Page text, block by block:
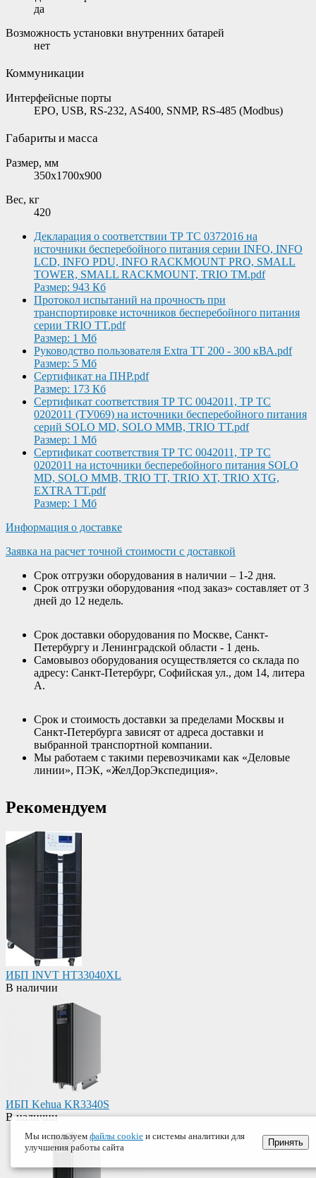
да
Возможность установки внутренних батарей
нет
Коммуникации
Интерфейсные порты
EPO, USB, RS-232, AS400, SNMP, RS-485 (Modbus)
Габариты и масса
Размер, мм
350х1700х900
Вес, кг
420
Декларация о соответствии ТР ТС 0372016 на
источники бесперебойного питания серии INFO, INFO
LCD, INFO PDU, INFO RACKMOUNT PRO, SMALL
TOWER, SMALL RACKMOUNT, TRIO TM.pdf
Размер: 943 Кб
Протокол испытаний на прочность при
транспортировке источников бесперебойного питания
серии TRIO TT.pdf
Размер: 1 Мб
Руководство пользователя Extra TT 200 - 300 кВА.pdf
Размер: 5 Мб
Сертификат на ПНР.pdf
Размер: 173 Кб
Сертификат соответствия ТР ТС 0042011, ТР ТС
0202011 (ТУ069) на источники бесперебойного питания
серий SOLO MD, SOLO MMB, TRIO TT.pdf
Размер: 1 Мб
Сертификат соответствия ТР ТС 0042011, ТР ТС
0202011 на источники бесперебойного питания SOLO
MD, SOLO MMB, TRIO TT, TRIO XT, TRIO XTG,
EXTRA TT.pdf
Размер: 1 Мб
Информация о доставке
Заявка на расчет точной стоимости с доставкой
Срок отгрузки оборудования в наличии – 1-2 дня.
Срок отгрузки оборудования «под заказ» составляет от 3
дней до 12 недель.
Срок доставки оборудования по Москве, Санкт-
Петербургу и Ленинградской области - 1 день.
Самовывоз оборудования осуществляется со склада по
адресу: Санкт-Петербург, Софийская ул., дом 14, литера
А.
Срок и стоимость доставки за пределами Москвы и
Санкт-Петербурга зависят от адреса доставки и
выбранной транспортной компании.
Мы работаем с такими перевозчиками как «Деловые
линии», ПЭК, «ЖелДорЭкспедиция».
Рекомендуем
ИБП INVT HT33040XL
В наличии
ИБП Kehua KR3340S
В наличии
Мы используем файлы cookie и системы аналитики для
улучшения работы сайта
Принять